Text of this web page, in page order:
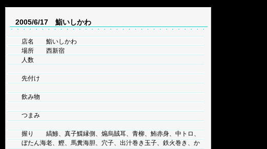
2005/6/17 鮨いしかわ
店名 鮨いしかわ
場所 西新宿
人数
先付け
飲み物
つまみ
握り 縞鯵、真子鰈縁側、煽烏賊耳、青柳、鮪赤身、中トロ、
ぼたん海老、鰹、馬糞海胆、穴子、出汁巻き玉子、鉄火巻き、か